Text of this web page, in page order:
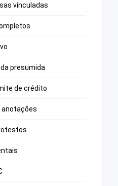
vinculadas
presumida
de crédito
anotações